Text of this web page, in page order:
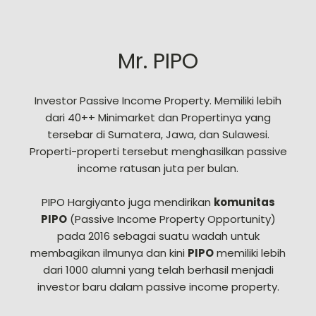
Mr. PIPO
Investor Passive Income Property. Memiliki lebih
dari 40++ Minimarket dan Propertinya yang
tersebar di Sumatera, Jawa, dan Sulawesi.
Properti-properti tersebut menghasilkan passive
income ratusan juta per bulan.
PIPO Hargiyanto juga mendirikan komunitas
PIPO(Passive Income Property Opportunity)
pada 2016 sebagai suatu wadah untuk
membagikan ilmunya dan kini PIPOmemiliki lebih
dari 1000 alumni yang telah berhasil menjadi
investor baru dalam passive income property.